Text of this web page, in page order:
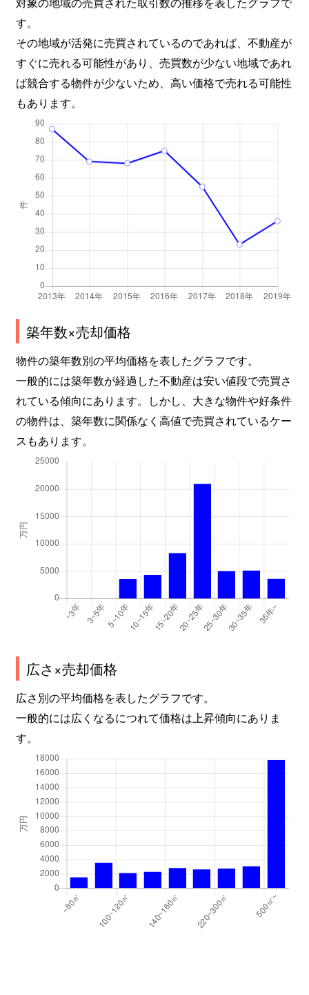
す。
その地域が活発に売買されているのであれば、不動産が
すぐに売れる可能性があり、売買数が少ない地域であれ
ば競合する物件が少ないため、高い価格で売れる可能性
もあります。
築年数×売却価格
物件の築年数別の平均価格を表したグラフです。
一般的には築年数が経過した不動産は安い値段で売買さ
れている傾向にあります。しかし、大きな物件や好条件
の物件は、築年数に関係なく高値で売買されているケー
スもあります。
広さ×売却価格
広さ別の平均価格を表したグラフです。
一般的には広くなるにつれて価格は上昇傾向にありま
す。